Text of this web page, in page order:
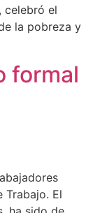
celebró el
la pobreza y
formal
Trabajo. El